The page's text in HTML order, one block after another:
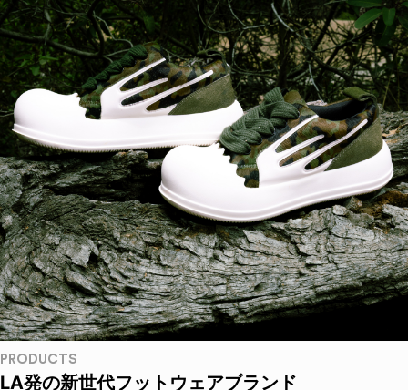
PRODUCTS
LA発の新世代フットウェアブランド